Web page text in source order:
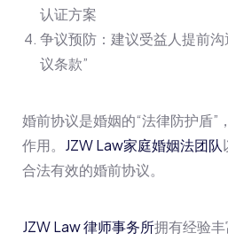
认证方案
争议预防：建议受益人提前
议条款”
婚前协议是婚姻的“法律防护盾”
作用。 JZW Law家庭婚姻法团队
合法有效的婚前协议。
JZW Law 律师事务所拥有经验